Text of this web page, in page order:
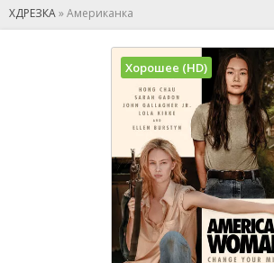
ХДРЕЗКА»Американка
Хорошее (HD)